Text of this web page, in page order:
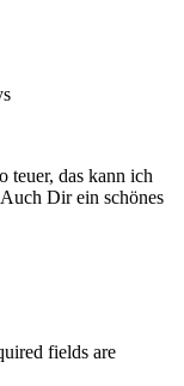
teuer, das kann ich
Dir ein schönes
fields are